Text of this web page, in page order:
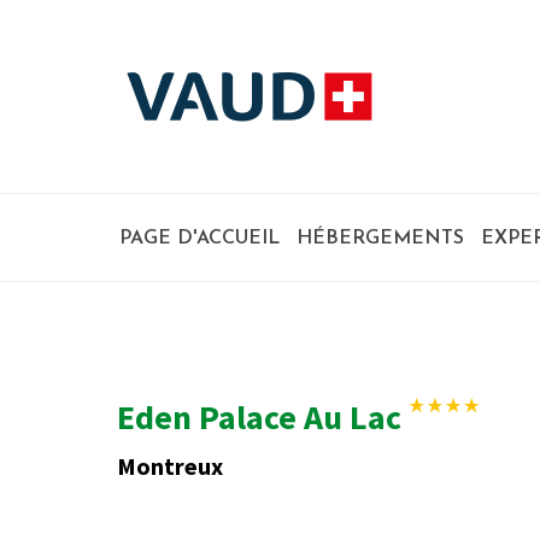
PAGE D'ACCUEIL HÉBERGEMENTS
Eden Palace Au Lac
Montreux